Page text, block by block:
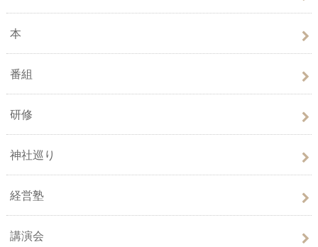
本
番組
研修
神社巡り
経営塾
講演会